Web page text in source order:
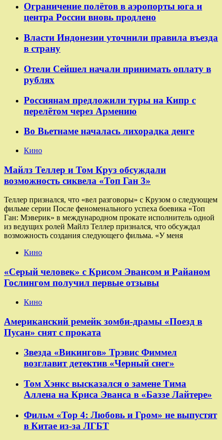
Ограничение полётов в аэропорты юга и
центра России вновь продлено
Власти Индонезии уточнили правила въезда
в страну
Отели Сейшел начали принимать оплату в
рублях
Россиянам предложили туры на Кипр с
перелётом через Армению
Во Вьетнаме началась лихорадка денге
Кино
Майлз Теллер и Том Круз обсуждали
возможность сиквела «Топ Ган 3»
Теллер признался, что «вел разговоры» с Крузом о следующем
фильме серии После феноменального успеха боевика «Топ
Ган: Мэверик» в международном прокате исполнитель одной
из ведущих ролей Майлз Теллер признался, что обсуждал
возможность создания следующего фильма. «У меня
Кино
«Серый человек» с Крисом Эвансом и Райаном
Гослингом получил первые отзывы
Кино
Американский ремейк зомби-драмы «Поезд в
Пусан» снят с проката
Звезда «Викингов» Трэвис Фиммел
возглавит детектив «Черный снег»
Том Хэнкс высказался о замене Тима
Аллена на Криса Эванса в «Баззе Лайтере»
Фильм «Тор 4: Любовь и Гром» не выпустят
в Китае из-за ЛГБТ